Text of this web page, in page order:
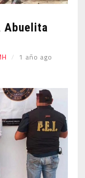
Abuelita
1 año ago